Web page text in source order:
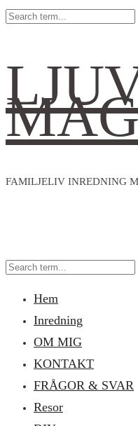
FAMILJELIV INREDNING
Hem
Inredning
OM MIG
KONTAKT
FRÅGOR & SVAR
Resor